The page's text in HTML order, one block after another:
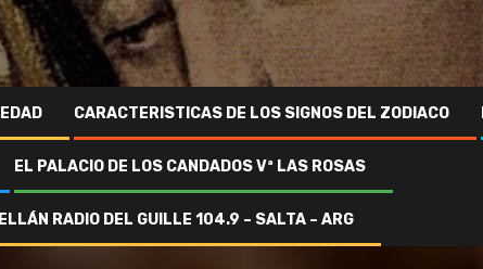
CARACTERISTICAS DE LOS SIGNOS DEL ZODIACO
EL PALACIO DE LOS CANDADOS Vª LAS ROSAS
RADIO DEL GUILLE 104.9 – SALTA – ARG